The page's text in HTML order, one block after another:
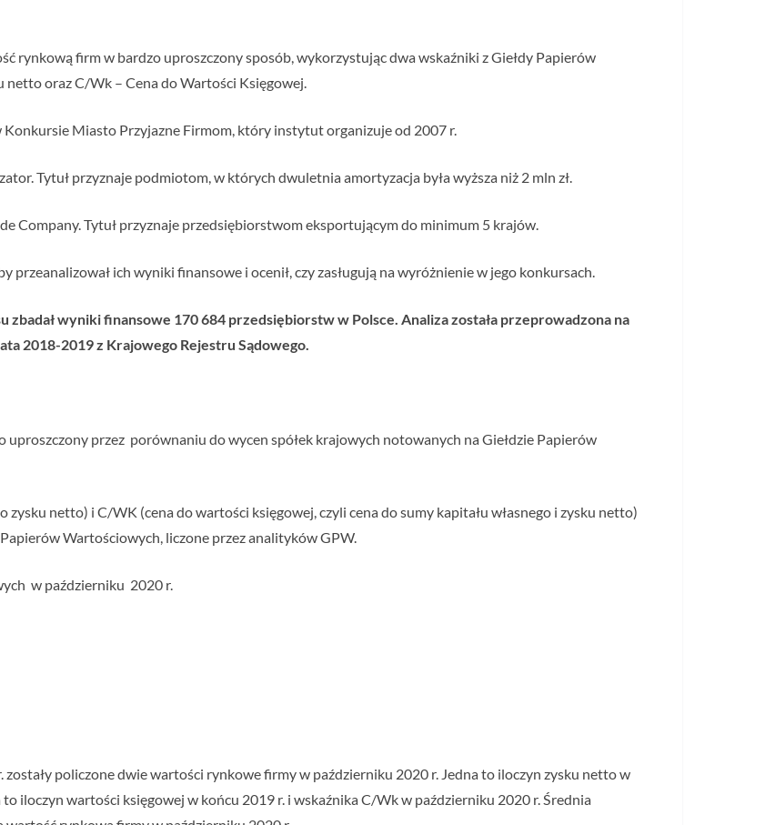
rynkową firm w bardzo uproszczony sposób, wykorzystując dwa wskaźniki z Giełdy Papierów
oraz C/Wk – Cena do Wartości Księgowej.
Miasto Przyjazne Firmom, który instytut organizuje od 2007 r.
Tytuł przyznaje podmiotom, w których dwuletnia amortyzacja była wyższa niż 2 mln zł.
Company. Tytuł przyznaje przedsiębiorstwom eksportującym do minimum 5 krajów.
przeanalizował ich wyniki finansowe i ocenił, czy zasługują na wyróżnienie w jego konkursach.
wyniki finansowe 170 684 przedsiębiorstw w Polsce. Analiza została przeprowadzona na
2018-2019 z Krajowego Rejestru Sądowego.
przez porównaniu do wycen spółek krajowych notowanych na Giełdzie Papierów
netto) i C/WK (cena do wartości księgowej, czyli cena do sumy kapitału własnego i zysku netto)
Wartościowych, liczone przez analityków GPW.
w październiku 2020 r.
zostały policzone dwie wartości rynkowe firmy w październiku 2020 r. Jedna to iloczyn zysku netto w
iloczyn wartości księgowej w końcu 2019 r. i wskaźnika C/Wk w październiku 2020 r. Średnia